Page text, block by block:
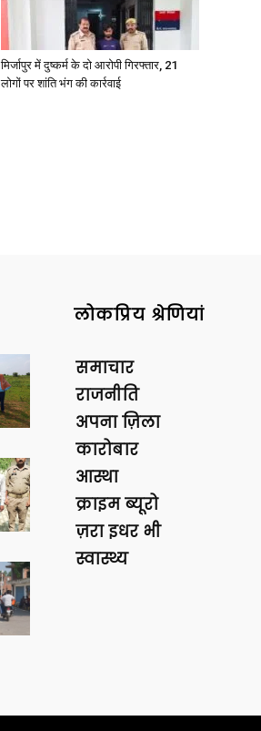
मिर्जापुर में दुष्कर्म के दो आरोपी गिरफ्तार, 21
लोगों पर शांति भंग की कार्रवाई
लोकप्रिय श्रेणियां
समाचार
राजनीति
अपना ज़िला
कारोबार
आस्था
क्राइम ब्यूरो
ज़रा इधर भी
स्वास्थ्य